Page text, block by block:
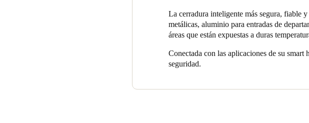
La cerradura inteligente más segura, fiable
metálicas, aluminio para entradas de
áreas que están expuestas a duras
Conectada con las aplicaciones de su
seguridad.